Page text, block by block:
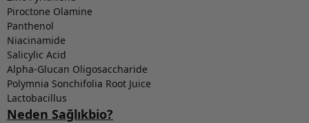
Piroctone Olamine
Panthenol
Niacinamide
Salicylic Acid
Alpha-Glucan Oligosaccharide
Polymnia Sonchifolia Root Juice
Lactobacillus
Neden Sağlıkbio?